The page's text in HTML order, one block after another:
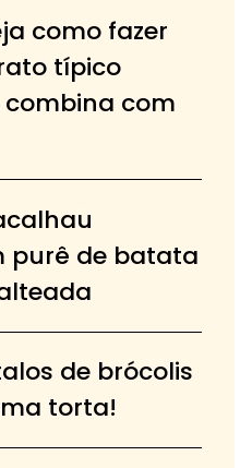
como fazer
típico
com
purê de batata
de brócolis
torta!